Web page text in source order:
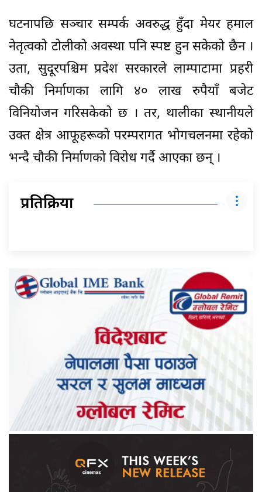
घटनापछि सञ्चार सम्पर्क अवरुद्ध हुँदा मेयर हमाल
नेतृत्वको टोलीको अवस्था पनि स्पष्ट हुन सकेको छैन ।
उता, सुदूरपश्चिम प्रदेश सरकारले लाम्पाटामा प्रहरी
चौकी निर्माणका लागि ४० लाख रुपैयाँ बजेट
विनियोजन गरिसकेको छ । तर, थालीका स्थानीयले
उक्त क्षेत्र आफूहरूको परम्परागत भोगचलनमा रहेको
भन्दै चौकी निर्माणको विरोध गर्दै आएका छन् ।
प्रतिक्रिया